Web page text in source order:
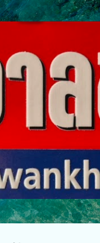
ข้ามไปที่เนื้อหาหลัก